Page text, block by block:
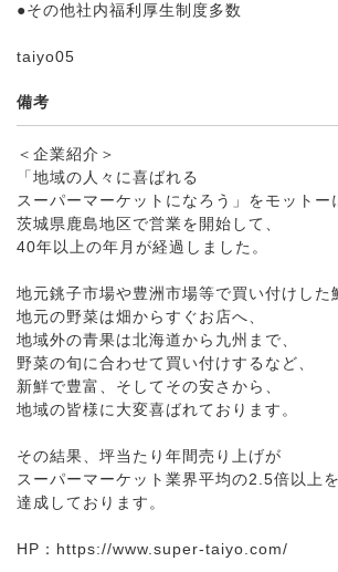
●その他社内福利厚生制度多数
taiyo05
備考
＜企業紹介＞
「地域の人々に喜ばれる
スーパーマーケットになろう」をモットー
茨城県鹿島地区で営業を開始して、
40年以上の年月が経過しました。
地元銚子市場や豊洲市場等で買い付けした
地元の野菜は畑からすぐお店へ、
地域外の青果は北海道から九州まで、
野菜の旬に合わせて買い付けするなど、
新鮮で豊富、そしてその安さから、
地域の皆様に大変喜ばれております。
その結果、坪当たり年間売り上げが
スーパーマーケット業界平均の2.5倍以上を
達成しております。
HP：https://www.super-taiyo.com/